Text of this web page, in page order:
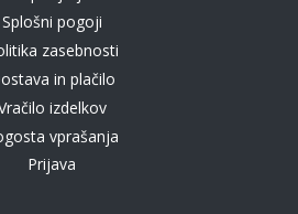
Splošni pogoji
zasebnosti
in plačilo
izdelkov
vprašanja
Prijava